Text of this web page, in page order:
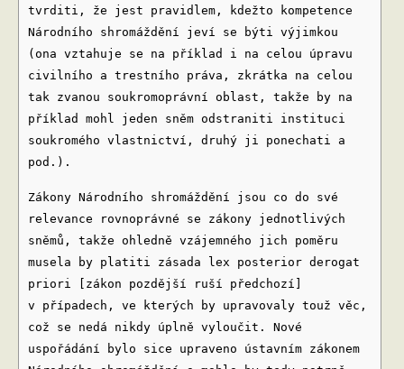
tvrditi, že jest pravidlem, kdežto kompetence
Národního shromáždění jeví se býti výjimkou
(ona vztahuje se na příklad i na celou úpravu
civilního a trestního práva, zkrátka na celou
tak zvanou soukromoprávní oblast, takže by na
příklad mohl jeden sněm odstraniti instituci
soukromého vlastnictví, druhý ji ponechati a
pod.).
Zákony Národního shromáždění jsou co do své
relevance rovnoprávné se zákony jednotlivých
sněmů, takže ohledně vzájemného jich poměru
musela by platiti zásada lex posterior derogat
priori [zákon pozdější ruší předchozí]
v případech, ve kterých by upravovaly touž věc,
což se nedá nikdy úplně vyloučit. Nové
uspořádání bylo sice upraveno ústavním zákonem